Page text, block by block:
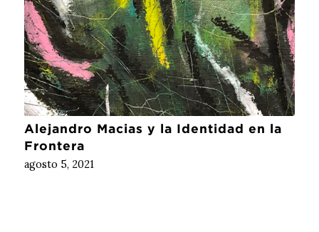
Alejandro Macias y la Identidad en la
Frontera
agosto 5, 2021